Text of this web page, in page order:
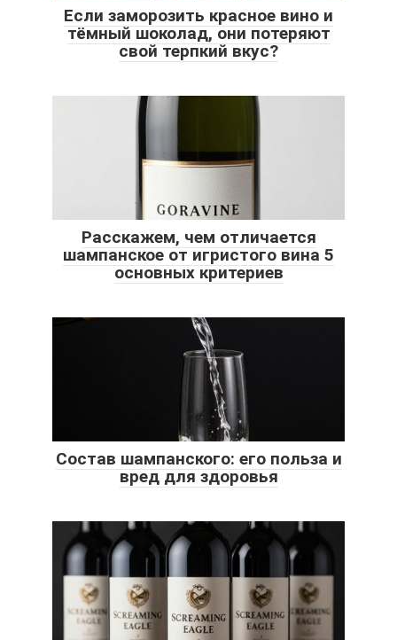
Если заморозить красное вино и
тёмный шоколад, они потеряют
свой терпкий вкус?
Расскажем, чем отличается
шампанское от игристого вина 5
основных критериев
Состав шампанского: его польза и
вред для здоровья